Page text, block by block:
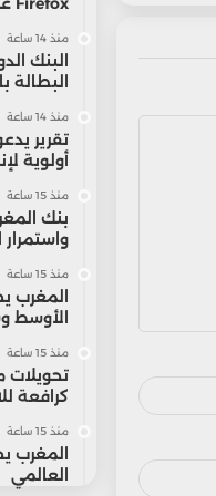
منذ 14 ساعة
البطالة
منذ 14 ساعة
تقرير
أولوية
منذ 15 ساعة
بنك
منذ 15 ساعة
المغرب
الأوسط
منذ 15 ساعة
كرافعة
منذ 15 ساعة
العالمي